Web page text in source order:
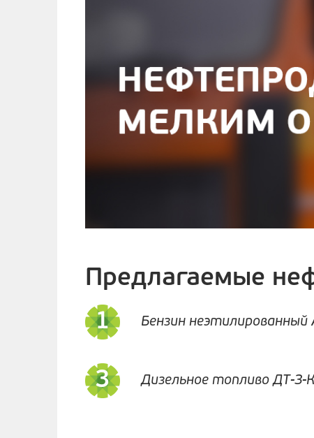
Предлагаемые
Бензин неэтилированный
Дизельное топливо ДТ-З-